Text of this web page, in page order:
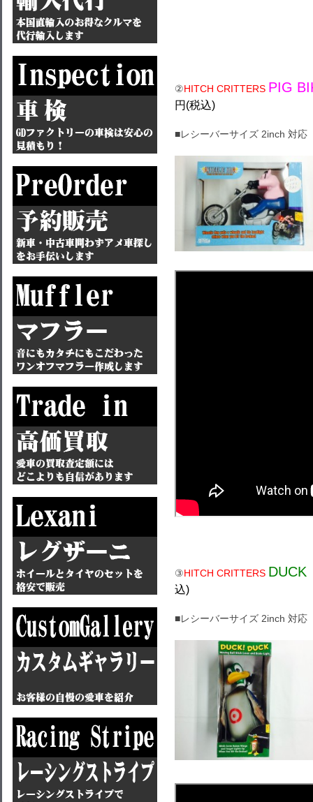
②HITCH CRITTERS PIG
円(税込)
■レシーバーサイズ 2inch 対応
③HITCH CRITTERS DUCK
込)
■レシーバーサイズ 2inch 対応